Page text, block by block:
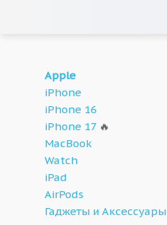
Apple
iPhone
iPhone 16
iPhone 17 🔥
MacBook
Watch
iPad
AirPods
Гаджеты и Аксессуары